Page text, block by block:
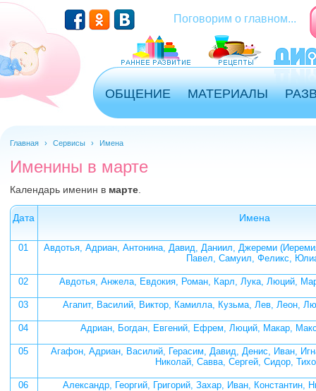
Перейти к основному содержанию
Поговорим о главном...
ОБЩЕНИЕ МАТЕРИАЛЫ
Главная › Сервисы › Имена
Именины в марте
Календарь именин в марте
Дата Имена
01
Авдотья, Адриан, Антонина, Давид, Даниил, Джереми
Павел, Самуил, Феликс,
02 Авдотья, Анжела, Евдокия, Роман, Карл, Лука, Люций,
03 Агапит, Василий, Виктор, Камилла, Кузьма, Лев, Леон,
04 Адриан, Богдан, Евгений, Ефрем, Люций, Макар,
05
Агафон, Адриан, Василий, Герасим, Давид, Денис, Иван,
Николай, Савва, Сергей, Сидор,
06 Александр, Георгий, Григорий, Захар, Иван,